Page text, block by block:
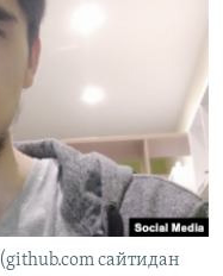
сайтидан